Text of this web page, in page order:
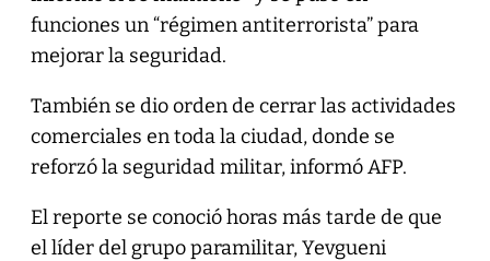
funciones un “régimen antiterrorista” para
mejorar la seguridad.
También se dio orden de cerrar las actividades
comerciales en toda la ciudad, donde se
reforzó la seguridad militar, informó AFP.
El reporte se conoció horas más tarde de que
el líder del grupo paramilitar, Yevgueni